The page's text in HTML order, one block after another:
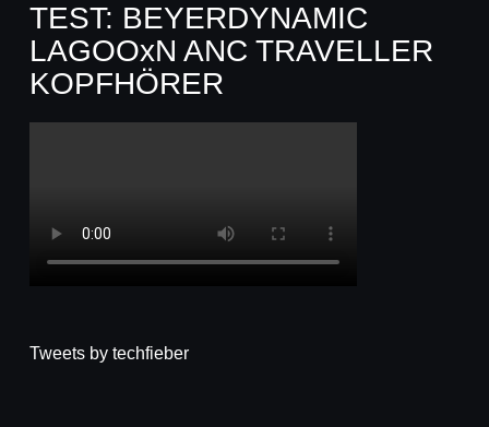
TEST: BEYERDYNAMIC
LAGOOxN ANC TRAVELLER
KOPFHÖRER
Tweets by techfieber